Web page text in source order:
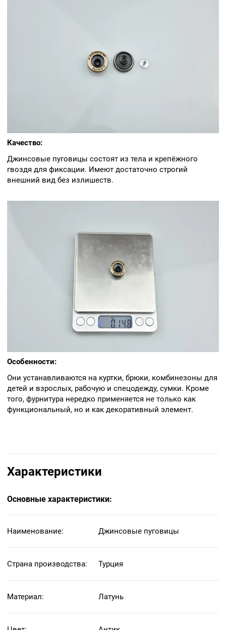
Качество:
Джинсовые пуговицы состоят из тела и крепёжного
гвоздя для фиксации. Имеют достаточно строгий
внешний вид без излишеств.
Особенности:
Они устанавливаются на куртки, брюки, комбинезоны для
детей и взрослых, рабочую и спецодежду, сумки. Кроме
того, фурнитура нередко применяется не только как
функциональный, но и как декоративный элемент.
Характеристики
Основные характеристики:
Наименование: Джинсовые пуговицы
Страна производства: Турция
Материал: Латунь